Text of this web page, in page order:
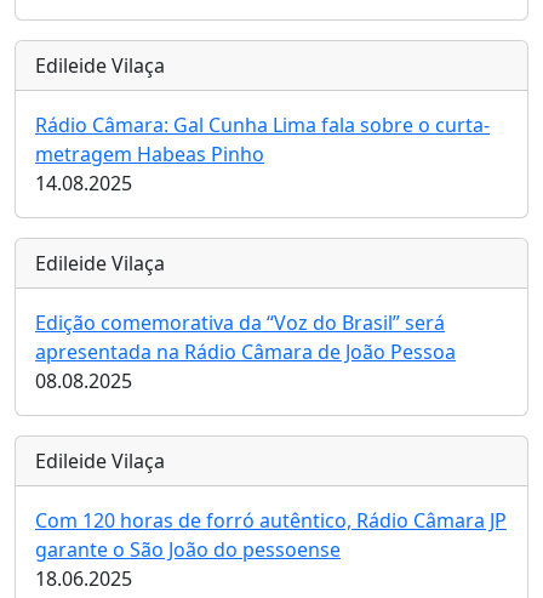
Edileide Vilaça
Rádio Câmara: Gal Cunha Lima fala sobre o curta-
metragem Habeas Pinho
14.08.2025
Edileide Vilaça
Edição comemorativa da “Voz do Brasil” será
apresentada na Rádio Câmara de João Pessoa
08.08.2025
Edileide Vilaça
Com 120 horas de forró autêntico, Rádio Câmara JP
garante o São João do pessoense
18.06.2025